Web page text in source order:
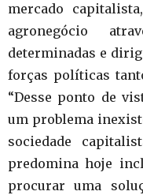
mercado
agronegócio
determinadas e
forças políticas
“Desse ponto de
um problema
sociedade
predomina hoje
procurar uma